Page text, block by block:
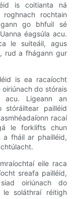
is coitianta ná
rochtain
go bhfuil sé
éagsúla acu.
le suiteáil, agus
rud a fhágann gur
is ea racaíocht
do stórais
Ligeann an
stóráiltear pailléid
racaí
le forklifts chun
a fháil ar phailléid,
eile raca
sreafa pailléid,
oiriúnach do
le soláthraí réitigh